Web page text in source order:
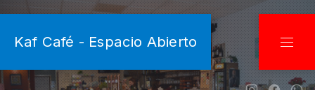
Kaf Café - Espacio Abierto